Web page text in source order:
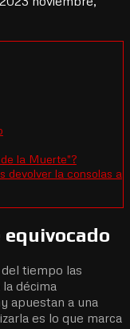
la Muerte"?
devolver la consolas a
equivocado
tiempo las
décima
apuestan a una
es lo que marca